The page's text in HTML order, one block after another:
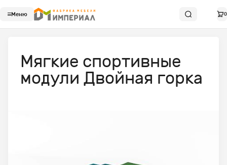
Меню 0
Мягкие спортивные
модули Двойная горка